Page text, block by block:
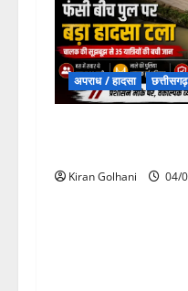
अपराध / हादसा छत्तीसगढ़
Kiran Golhani 04/